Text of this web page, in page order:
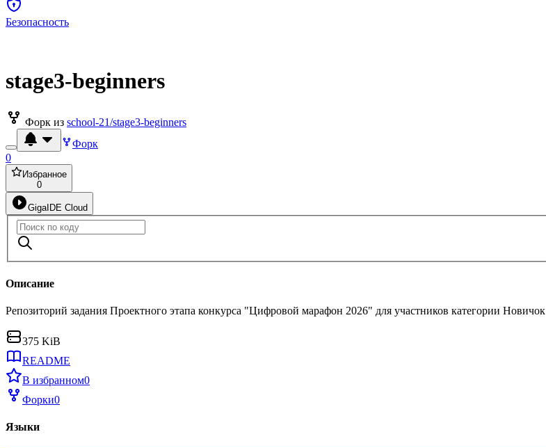
Безопасность
stage3-beginners
Форк из school-21/stage3-beginners
Форк
0
Избранное
0
GigaIDE Cloud
Описание
Репозиторий задания Проектного этапа конкурса "Цифровой марафон 2026" для участников категории Новичок
375 KiB
README
В избранном0
Форки0
Языки